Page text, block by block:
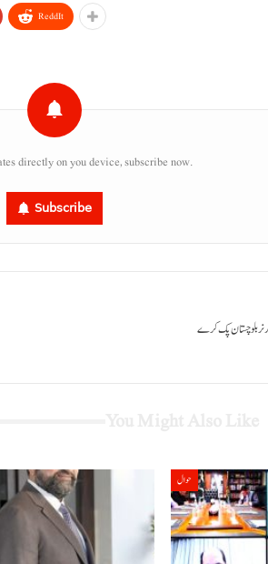
ReddIt
directly on you device, subscribe now.
Subscribe
بلوچستان پک کرے
حوال